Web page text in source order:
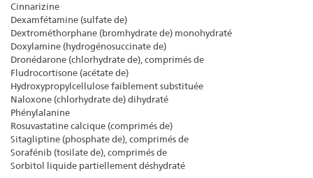
Cinnarizine
Dexamfétamine (sulfate de)
Dextrométhorphane (bromhydrate de) monohydraté
Doxylamine (hydrogénosuccinate de)
Dronédarone (chlorhydrate de), comprimés de
Fludrocortisone (acétate de)
Hydroxypropylcellulose faiblement substituée
Naloxone (chlorhydrate de) dihydraté
Phénylalanine
Rosuvastatine calcique (comprimés de)
Sitagliptine (phosphate de), comprimés de
Sorafénib (tosilate de), comprimés de
Sorbitol liquide partiellement déshydraté